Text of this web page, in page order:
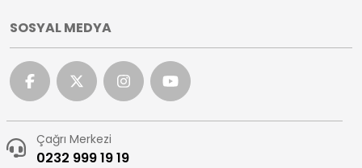
SOSYAL MEDYA
Çağrı Merkezi
0232 999 19 19